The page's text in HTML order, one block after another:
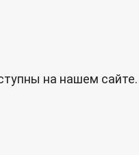
на нашем сайте.